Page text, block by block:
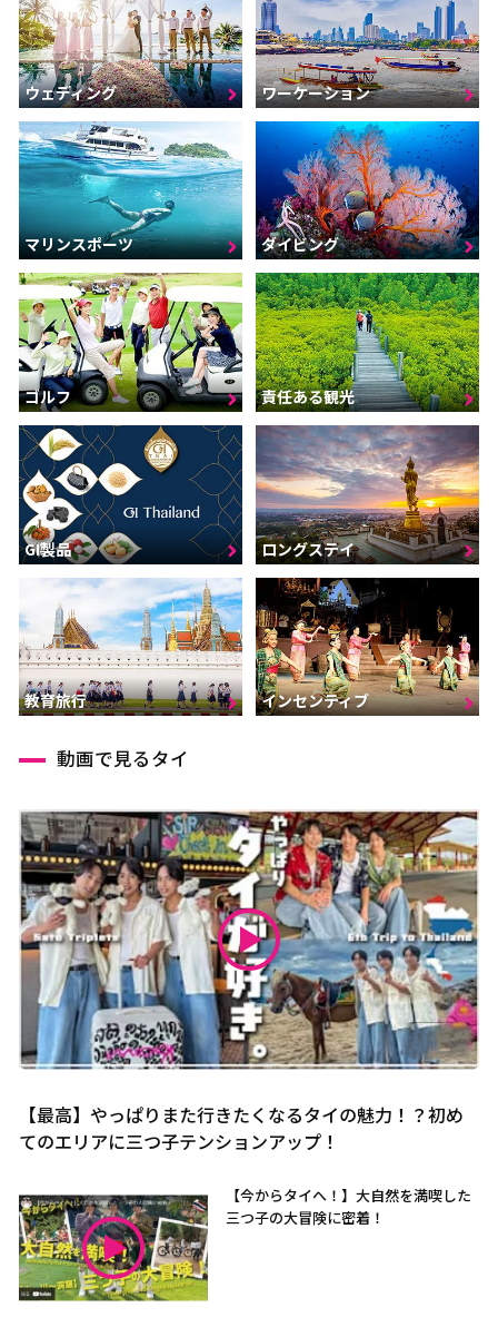
ウェディング ワーケーション
マリンスポーツ ダイビング
ゴルフ 責任ある観光
GI製品 ロングステイ
教育旅行 インセンティブ
動画で見るタイ
【最高】やっぱりまた行きたくなるタイの魅力！？初め
てのエリアに三つ子テンションアップ！
【今からタイへ！】大自然を満喫した
三つ子の大冒険に密着！